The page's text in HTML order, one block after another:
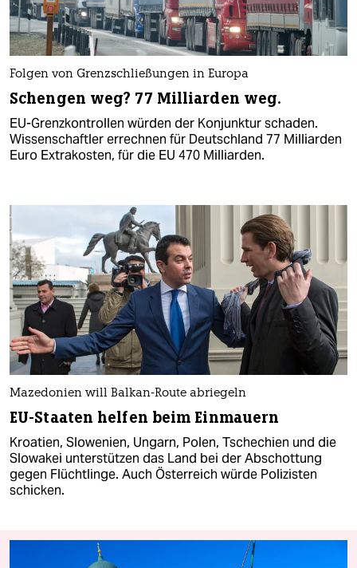
Folgen von Grenzschließungen in Europa
Schengen weg? 77 Milliarden weg.
EU-Grenzkontrollen würden der Konjunktur schaden.
Wissenschaftler errechnen für Deutschland 77 Milliarden
Euro Extrakosten, für die EU 470 Milliarden.
Mazedonien will Balkan-Route abriegeln
EU-Staaten helfen beim Einmauern
Kroatien, Slowenien, Ungarn, Polen, Tschechien und die
Slowakei unterstützen das Land bei der Abschottung
gegen Flüchtlinge. Auch Österreich würde Polizisten
schicken.